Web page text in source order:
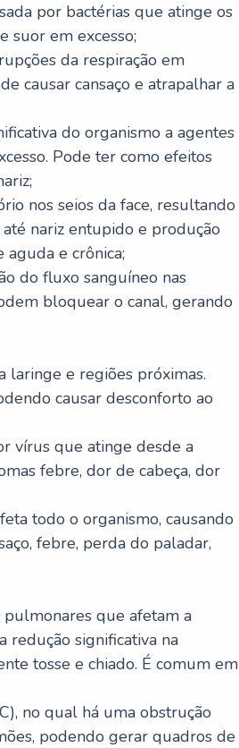
por bactérias que atinge os
suor em excesso;
da respiração em
causar cansaço e atrapalhar a
do organismo a agentes
Pode ter como efeitos
nos seios da face, resultando
nariz entupido e produção
aguda e crônica;
do fluxo sanguíneo nas
bloquear o canal, gerando
laringe e regiões próximas.
causar desconforto ao
vírus que atinge desde a
febre, dor de cabeça, dor
todo o organismo, causando
febre, perda do paladar,
que afetam a
redução significativa na
tosse e chiado. É comum em
no qual há uma obstrução
podendo gerar quadros de